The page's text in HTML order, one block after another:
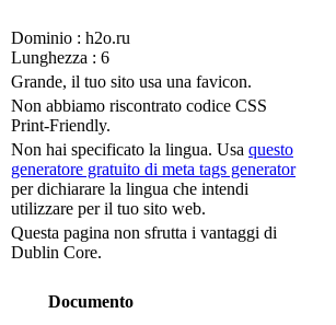
Dominio : h2o.ru
Lunghezza : 6
Grande, il tuo sito usa una favicon.
Non abbiamo riscontrato codice CSS
Print-Friendly.
Non hai specificato la lingua. Usa questo
generatore gratuito di meta tags generator
per dichiarare la lingua che intendi
utilizzare per il tuo sito web.
Questa pagina non sfrutta i vantaggi di
Dublin Core.
Documento